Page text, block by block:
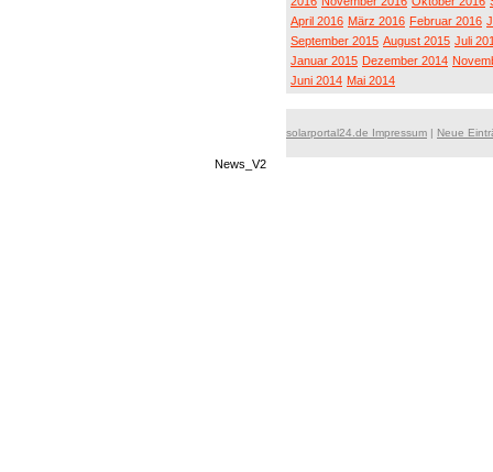
April 2016 März 2016 Februar 2016
September 2015 August 2015 Juli
Januar 2015 Dezember 2014
Juni 2014 Mai 2014
solarportal24.de Impressum | Neue
News_V2